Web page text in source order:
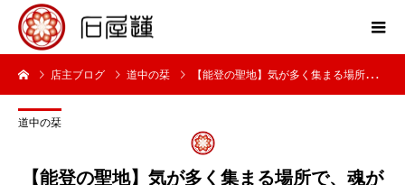
店主ブログ 道中の栞 【能登の聖地】気が多く集まる場所で、魂が震えた。気多大社に触れて知った、大地の真なる生命力
道中の栞
【能登の聖地】気が多く集まる場所で、魂が